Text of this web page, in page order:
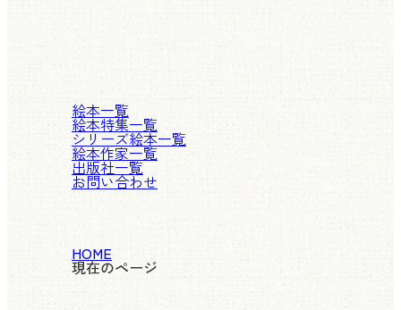
絵本一覧
絵本特集一覧
シリーズ絵本一覧
絵本作家一覧
出版社一覧
お問い合わせ
HOME
現在のページ